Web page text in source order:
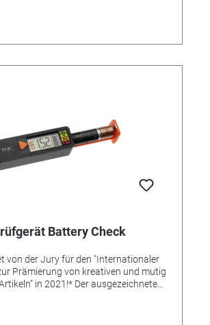
Battery Check
von der Jury für den "Internationaler
Prämierung von kreativen und mutig
in 2021!* Der ausgezeichnete